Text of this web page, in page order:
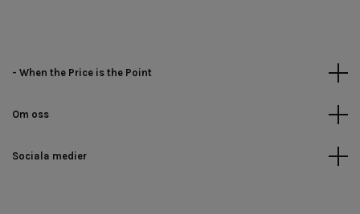
- When the Price is the Point
Om oss
Sociala medier